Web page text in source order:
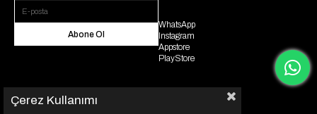
Abone Ol
WhatsApp
Instagram
Appstore
PlayStore
Çerez Kullanımı